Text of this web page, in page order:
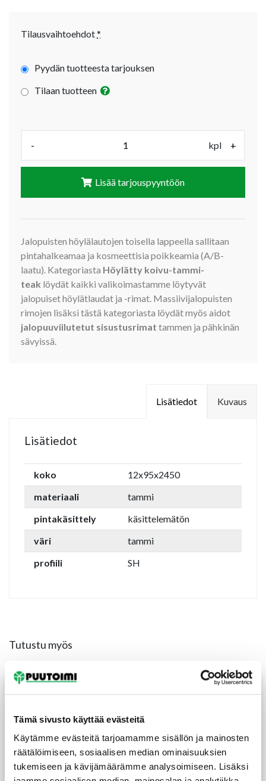
Tämä sivusto käyttää evästeitä
Käytämme evästeitä tarjoamamme sisällön ja mainosten
räätälöimiseen, sosiaalisen median ominaisuuksien
tukemiseen ja kävijämäärämme analysoimiseen. Lisäksi
Tilausvaihtoehdot*
Pyydän tuotteesta tarjouksen
Tilaan tuotteen
- kpl +
Lisää tarjouspyyntöön
Jalopuisten höylälautojen toisella lappeella sallitaan
pintahalkeamaa ja kosmeettisia poikkeamia (A/B-
laatu). Kategoriasta Höylätty koivu-tammi-
teak löydät kaikki valikoimastamme löytyvät
jalopuiset höylätlaudat ja -rimat. Massiivijalopuisten
rimojen lisäksi tästä kategoriasta löydät myös aidot
jalopuuviilutetut sisustusrimat tammen ja pähkinän
sävyissä.
Kuvaus
Lisätiedot
Lisätiedot
koko
12x95x2450
materiaali
tammi
pintakäsittely
käsittelemätön
väri
tammi
profiili
SH
Tutustu myös